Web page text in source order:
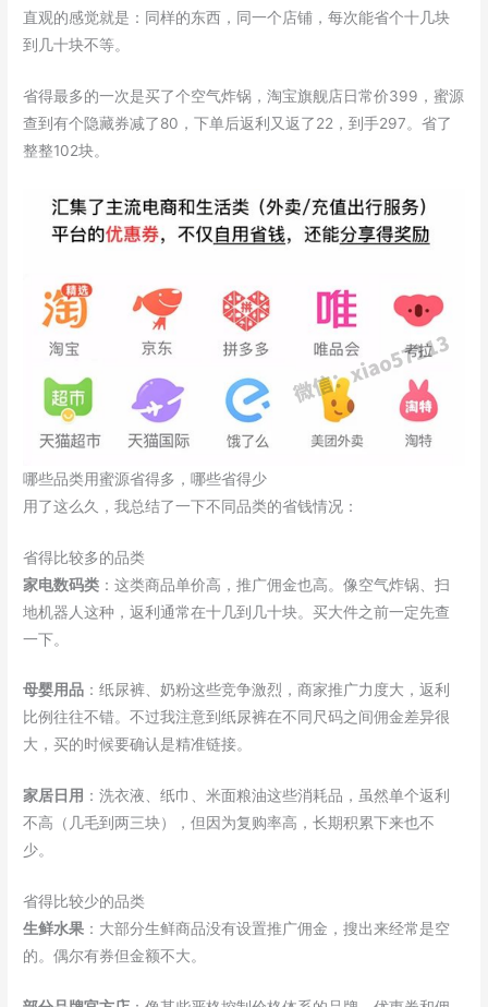
直观的感觉就是：同样的东西，同一个店铺，每次能省个十几块
到几十块不等。
省得最多的一次是买了个空气炸锅，淘宝旗舰店日常价399，蜜源
查到有个隐藏券减了80，下单后返利又返了22，到手297。省了
整整102块。
哪些品类用蜜源省得多，哪些省得少
用了这么久，我总结了一下不同品类的省钱情况：
省得比较多的品类
家电数码类 ：这类商品单价高，推广佣金也高。像空气炸锅、扫
地机器人这种，返利通常在十几到几十块。买大件之前一定先查
一下。
母婴用品 ：纸尿裤、奶粉这些竞争激烈，商家推广力度大，返利
比例往往不错。不过我注意到纸尿裤在不同尺码之间佣金差异很
大，买的时候要确认是精准链接。
家居日用 ：洗衣液、纸巾、米面粮油这些消耗品，虽然单个返利
不高（几毛到两三块），但因为复购率高，长期积累下来也不
少。
省得比较少的品类
生鲜水果 ：大部分生鲜商品没有设置推广佣金，搜出来经常是空
的。偶尔有券但金额不大。